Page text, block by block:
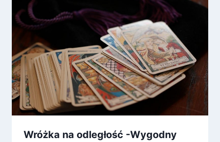
Wróżka na odległość -Wygodny